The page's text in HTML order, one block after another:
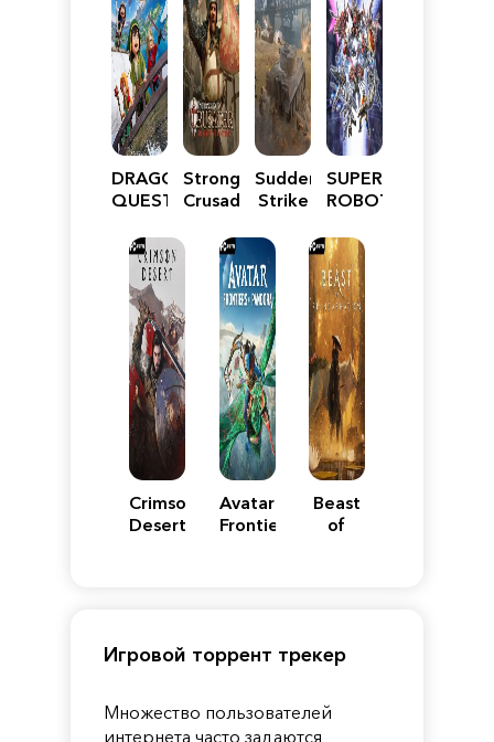
DRAGON
QUEST
Reimagined
Stronghold
Crusader:
Edition
Sudden
Strike
SUPER
ROBOT
Y
Crimson
Desert
Avatar:
Frontiers
Beast
of
Игровой торрент трекер
Множество пользователей
интернета часто задаются